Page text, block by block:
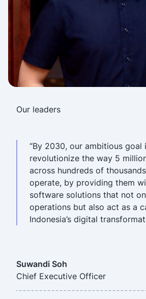
Our leaders
“By 2030, our ambitious goal
revolutionize the way 5
across hundreds of
operate, by providing them
software solutions that not
operations but also act as a
Indonesia’s digital
Suwandi Soh
Chief Executive Officer